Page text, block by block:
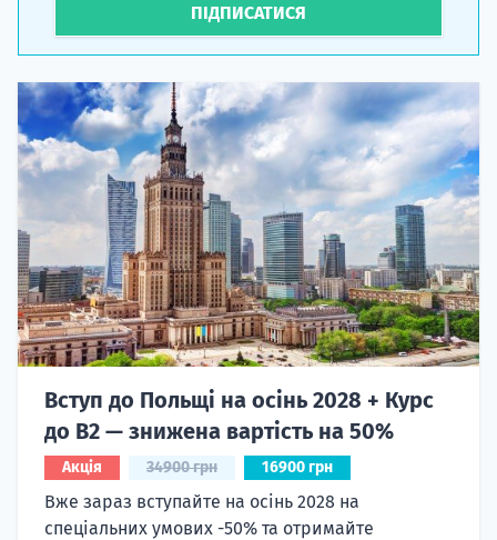
ПІДПИСАТИСЯ
Вступ до Польщі на осінь 2028 + Курс
до B2 — знижена вартість на 50%
Акція 34900 грн 16900 грн
Вже зараз вступайте на осінь 2028 на
спеціальних умових -50% та отримайте